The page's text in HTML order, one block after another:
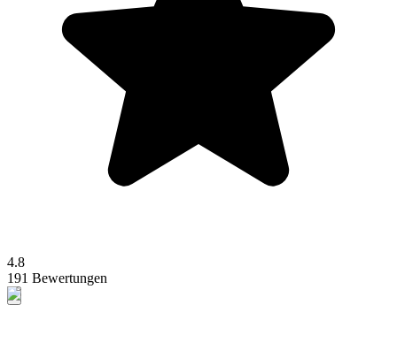
4.8
191 Bewertungen